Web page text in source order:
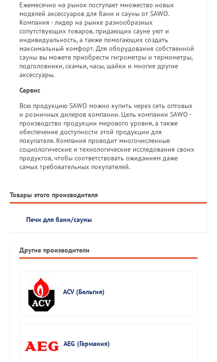
Ежемесячно на рынок поступает множество новых
моделей аксессуаров для бани и сауны от SAWO.
Компания - лидер на рынке разнообразных
сопутствующих товаров, придающих сауне уют и
индивидуальность, а также помогающих создать
максимальный комфорт. Для оборудования собственной
сауны вы можете приобрести гигрометры и термометры,
подголовники, скамьи, часы, шайки и многие другие
аксессуары.
Сервис
Всю продукцию SAWO можно купить через сеть оптовых
и розничных дилеров компании. Цель компании SAWO -
производство продукции мирового уровня, а также
обеспечение доступности этой продукции для
покупателя. Компания проводит многочисленные
социологические и технологические исследования своих
продуктов, чтобы соответствовать ожиданиям даже
самых требовательных покупателей.
Товары этого производителя
Печи для бани/сауны
Другие производители
ACV (Бельгия)
AEG (Германия)